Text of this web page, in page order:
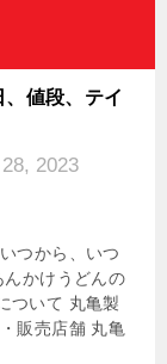
、値段、テイ
2023
つから、いつ
んかけうどんの
ついて 丸亀製
販売店舗 丸亀